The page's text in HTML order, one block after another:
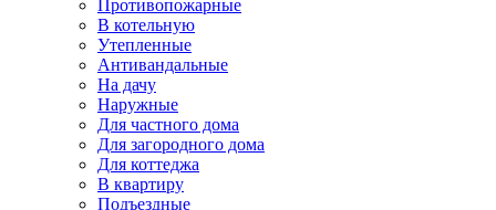
Противопожарные
В котельную
Утепленные
Антивандальные
На дачу
Наружные
Для частного дома
Для загородного дома
Для коттеджа
В квартиру
Подъездные